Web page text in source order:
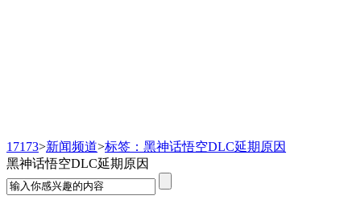
17173>新闻频道>标签：黑神话悟空DLC延期原因
黑神话悟空DLC延期原因